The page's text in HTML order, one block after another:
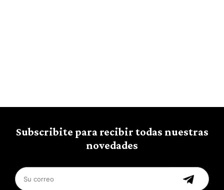
Subscribite para recibir todas nuestras
novedades